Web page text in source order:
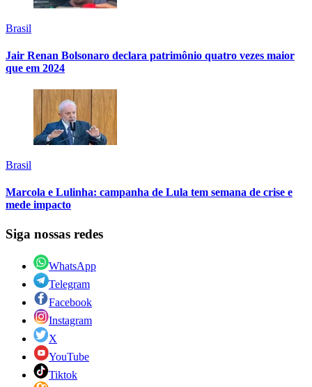
Brasil
Jair Renan Bolsonaro declara patrimônio quatro vezes maior
que em 2024
Brasil
Marcola e Lulinha: campanha de Lula tem semana de crise e
mede impacto
Siga nossas redes
WhatsApp
Telegram
Facebook
Instagram
X
YouTube
Tiktok